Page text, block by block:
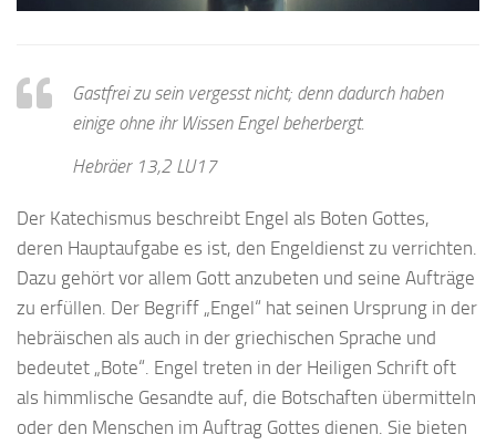
Gastfrei zu sein vergesst nicht; denn dadurch haben
einige ohne ihr Wissen Engel beherbergt.
Hebräer 13,2 LU17
Der Katechismus beschreibt Engel als Boten Gottes,
deren Hauptaufgabe es ist, den Engeldienst zu verrichten.
Dazu gehört vor allem Gott anzubeten und seine Aufträge
zu erfüllen. Der Begriff „Engel“ hat seinen Ursprung in der
hebräischen als auch in der griechischen Sprache und
bedeutet „Bote“. Engel treten in der Heiligen Schrift oft
als himmlische Gesandte auf, die Botschaften übermitteln
oder den Menschen im Auftrag Gottes dienen. Sie bieten